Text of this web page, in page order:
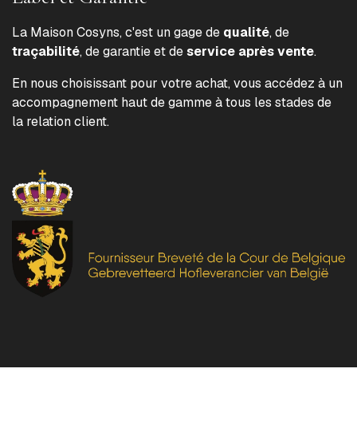
La Maison Cosyns, c'est un gage de qualité, de
traçabilité, de garantie et deservice après vente.
En nous choisissant pour votre achat, vous accédez à un
accompagnement haut de gamme à tous les stades de
la relation client.